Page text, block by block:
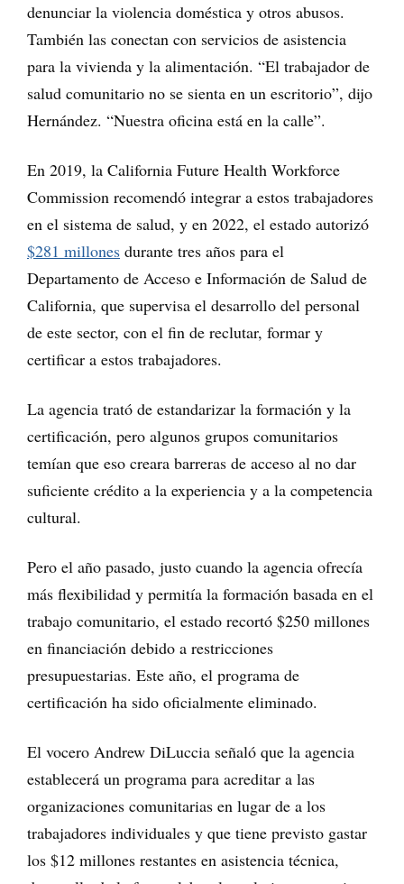
denunciar la violencia doméstica y otros abusos.
También las conectan con servicios de asistencia
para la vivienda y la alimentación. “El trabajador de
salud comunitario no se sienta en un escritorio”, dijo
Hernández. “Nuestra oficina está en la calle”.
En 2019, la California Future Health Workforce
Commission recomendó integrar a estos trabajadores
en el sistema de salud, y en 2022, el estado autorizó
$281 millones durante tres años para el
Departamento de Acceso e Información de Salud de
California, que supervisa el desarrollo del personal
de este sector, con el fin de reclutar, formar y
certificar a estos trabajadores.
La agencia trató de estandarizar la formación y la
certificación, pero algunos grupos comunitarios
temían que eso creara barreras de acceso al no dar
suficiente crédito a la experiencia y a la competencia
cultural.
Pero el año pasado, justo cuando la agencia ofrecía
más flexibilidad y permitía la formación basada en el
trabajo comunitario, el estado recortó $250 millones
en financiación debido a restricciones
presupuestarias. Este año, el programa de
certificación ha sido oficialmente eliminado.
El vocero Andrew DiLuccia señaló que la agencia
establecerá un programa para acreditar a las
organizaciones comunitarias en lugar de a los
trabajadores individuales y que tiene previsto gastar
los $12 millones restantes en asistencia técnica,